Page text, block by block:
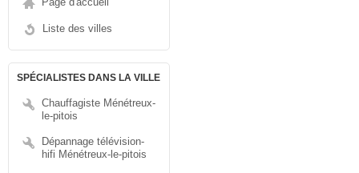
Liste des villes
SPÉCIALISTES DANS LA VILLE
Chauffagiste Ménétreux-
le-pitois
Dépannage télévision-
hifi Ménétreux-le-pitois